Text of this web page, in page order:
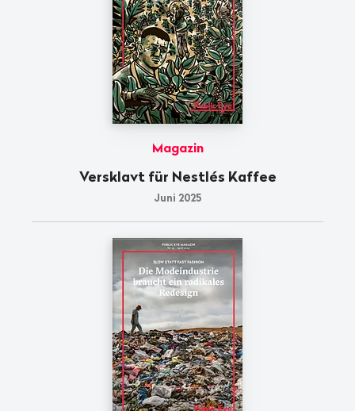
Magazin
Versklavt für Nestlés Kaffee
Juni 2025